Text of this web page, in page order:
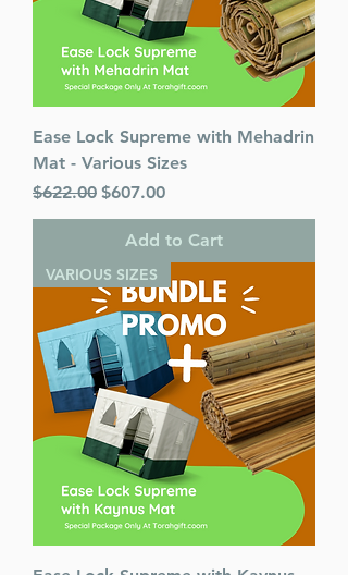
Ease Lock Supreme with Mehadrin
Mat - Various Sizes
Regular Price
$622.00 Sale Price
$607.00
Add to Cart
VARIOUS SIZES